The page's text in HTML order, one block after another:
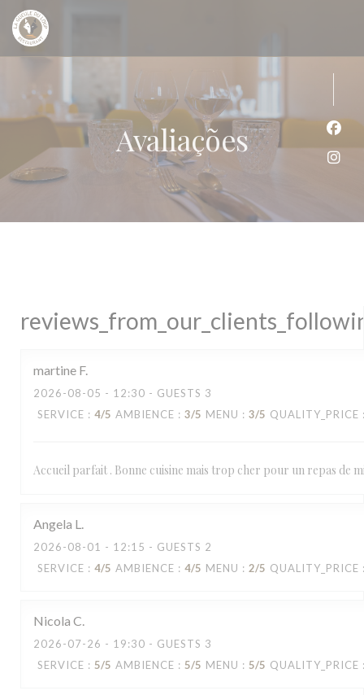
Painel de Gerenciamento de Cookies
Avaliações
martine F
2026-08-05 - 12:30 - GUESTS 3
SERVICE : 4/5 AMBIENCE : 3/5 MENU : 3/5 QUALITY_PRICE
Accueil parfait . Bonne cuisine mais trop cher pour un repas de
Angela L
2026-08-01 - 12:15 - GUESTS 2
SERVICE : 4/5 AMBIENCE : 4/5 MENU : 2/5 QUALITY_PRICE
Nicola C
2026-07-26 - 19:30 - GUESTS 3
SERVICE : 5/5 AMBIENCE : 5/5 MENU : 5/5 QUALITY_PRICE